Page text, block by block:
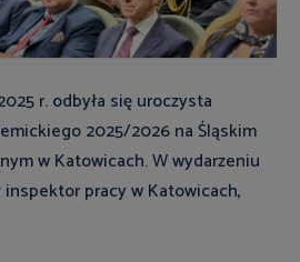
r. odbyła się uroczysta
2025/2026 na Śląskim
w Katowicach. W wydarzeniu
pracy w Katowicach,